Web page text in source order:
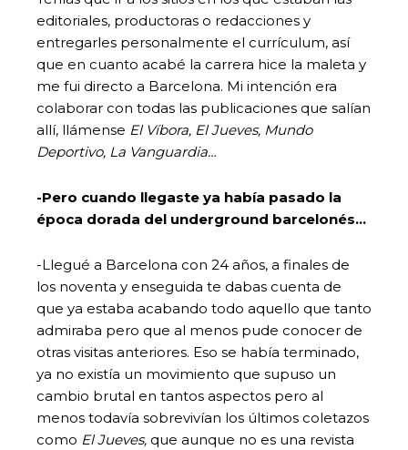
editoriales, productoras o redacciones y
entregarles personalmente el currículum, así
que en cuanto acabé la carrera hice la maleta y
me fui directo a Barcelona. Mi intención era
colaborar con todas las publicaciones que salían
allí, llámense El Víbora, El Jueves, Mundo
Deportivo, La Vanguardia…
-Pero cuando llegaste ya había pasado la
época dorada del underground barcelonés…
-Llegué a Barcelona con 24 años, a finales de
los noventa y enseguida te dabas cuenta de
que ya estaba acabando todo aquello que tanto
admiraba pero que al menos pude conocer de
otras visitas anteriores. Eso se había terminado,
ya no existía un movimiento que supuso un
cambio brutal en tantos aspectos pero al
menos todavía sobrevivían los últimos coletazos
como El Jueves, que aunque no es una revista